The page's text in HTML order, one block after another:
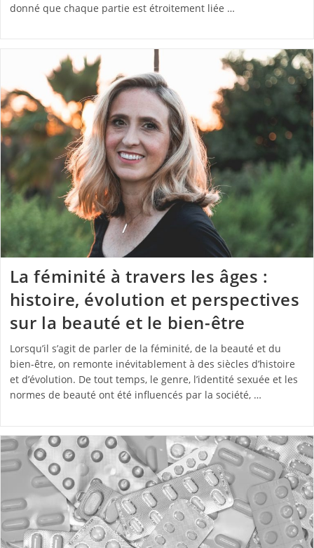
donné que chaque partie est étroitement liée …
La féminité à travers les âges :
histoire, évolution et perspectives
sur la beauté et le bien-être
Lorsqu’il s’agit de parler de la féminité, de la beauté et du
bien-être, on remonte inévitablement à des siècles d’histoire
et d’évolution. De tout temps, le genre, l’identité sexuée et les
normes de beauté ont été influencés par la société, …